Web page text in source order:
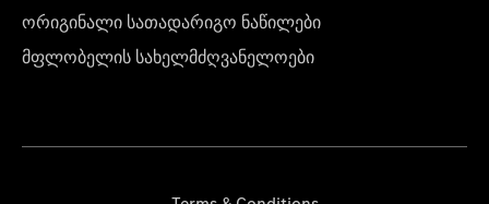
ორიგინალი სათადარიგო ნაწილები
მფლობელის სახელმძღვანელოები